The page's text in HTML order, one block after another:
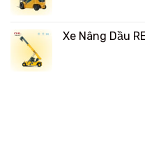
Xe Nâng Dầu